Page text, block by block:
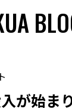
が始ま